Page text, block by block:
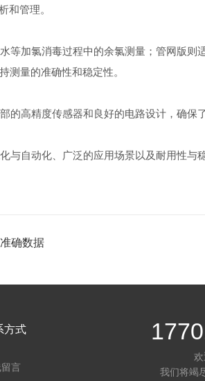
和管理。
加氯消毒过程中的余氯测量；管网版则
测量的准确性和稳定性。
高精度传感器和良好的电路设计，确保
自动化、广泛的应用场景以及耐用性与
确数据
方式
言
我们将竭